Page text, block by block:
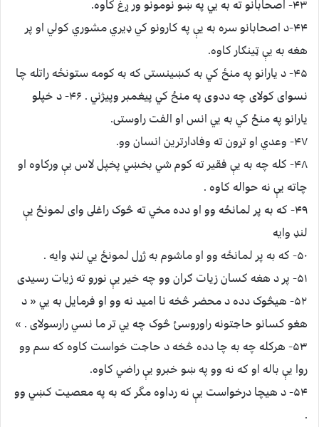
۴۳- ﺍﺻﺤﺎبانو ته به يي په ښو نومونو ور ږغ کاوه.
۴۴-د ﺍﺻﺤﺎبانو سره به يې په ﮐﺎرونو کي ډيري مشوري کولي او پر
هغه به يې ټينګار کاوه.
۴۵- ﺩ يارانو په منځ کي به کښينستى که به کومه ستونځه راتله چا
نسواى کولاى چه ددوى په منځ کي پيغمبر وپيژني . ۴۶- د خپلو
ﻳﺎﺭﺍنو په منځ کي به يي ﺍﻧﺲ اﻭ ﺍﻟﻔﺖ راوستى.
۴۷- وعدي او تړون ته ﻭﻓﺎﺩﺍﺭﺗﺮﻳﻦ انسان وو.
۴۸- کله چه به يې ﻓﻘﻴﺮ ته کوم شي بخښي پخپل لاس يې ورکاوه او
چاته يې نه حواله کاوه .
۴۹- که به پر لمانځه وو او دده مخي ته څوک راغلى واى لمونځ يې
لنډ وايه
۵۰- که به پر لمانځه وو او ماشوم به ژړل لمونځ يي لنډ وايه .
۵۱- پر د هغه کسان زيات ګران وو چه خير يې نورو ته زيات رسيدى
۵۲- هيڅوک دده د ﻣﺤﻀﺮ څخه ﻧﺎ ﺍﻣﻴﺪ نه وو او فرمايل به يي « د
هغو کسانو حاجتونه راوروسئ څوک چه يي تر ما نسي رارسولاى . »
۵۳- ﻫﺮکله چه به چا دده څخه د حاجت خواست کاوه که سم وو
روا يې باله او که نه وو په ښو خبرو يې راضي کاوه.
۵۴- د هيچا درخواست يې نه رداوه ﻣﮕﺮ که به په ﻣﻌﺼﻴﺖ کښي وو
.